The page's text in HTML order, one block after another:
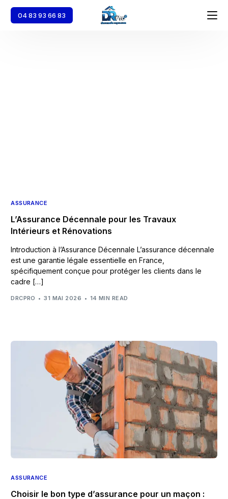
04 83 93 66 83
ASSURANCE
L’Assurance Décennale pour les Travaux
Intérieurs et Rénovations
Introduction à l’Assurance Décennale L’assurance décennale
est une garantie légale essentielle en France,
spécifiquement conçue pour protéger les clients dans le
cadre […]
DRCPRO 31 MAI 2026 14 MIN READ
ASSURANCE
Choisir le bon type d’assurance pour un maçon :